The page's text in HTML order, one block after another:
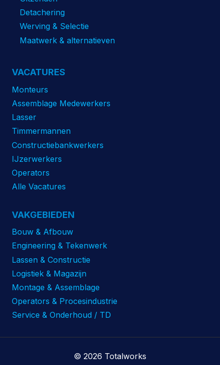
Detachering
Werving & Selectie
Maatwerk & alternatieven
VACATURES
Monteurs
Assemblage Medewerkers
Lasser
Timmermannen
Constructiebankwerkers
IJzerwerkers
Operators
Alle Vacatures
VAKGEBIEDEN
Bouw & Afbouw
Engineering & Tekenwerk
Lassen & Constructie
Logistiek & Magazijn
Montage & Assemblage
Operators & Procesindustrie
Service & Onderhoud / TD
© 2026 Totalworks